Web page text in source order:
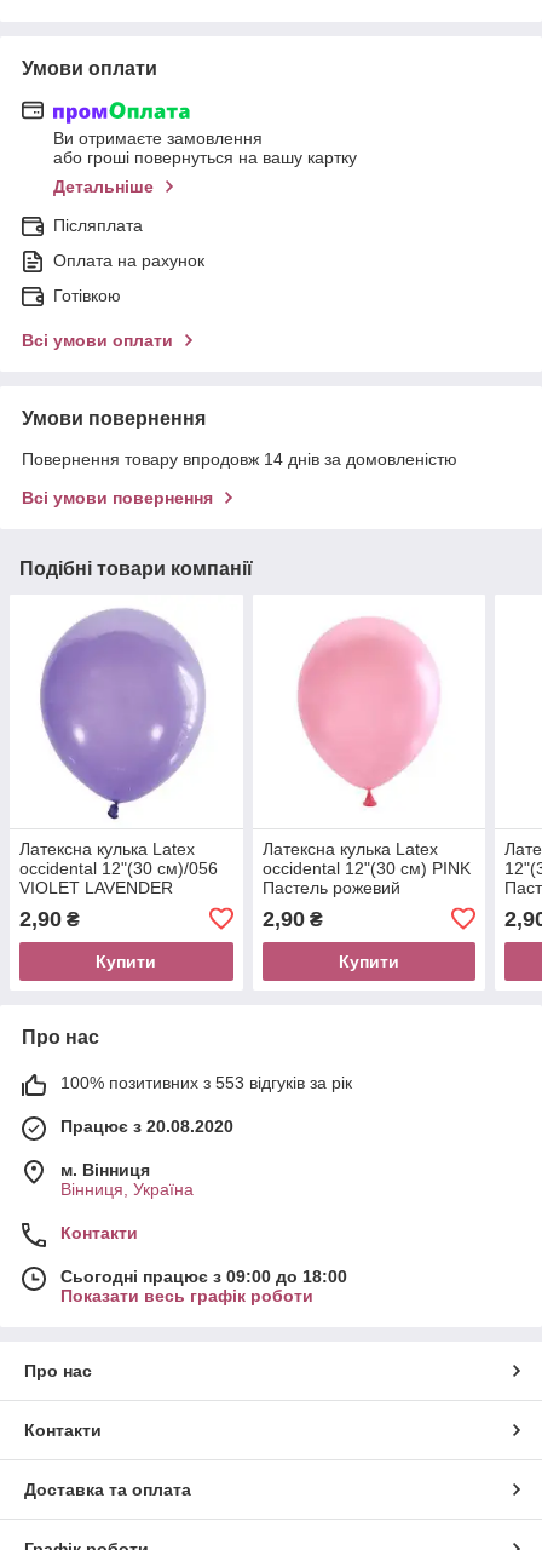
Умови оплати
Ви отримаєте замовлення
або гроші повернуться на вашу картку
Детальніше
Післяплата
Оплата на рахунок
Готівкою
Всі умови оплати
Умови повернення
Повернення товару впродовж 14 днів за домовленістю
Всі умови повернення
Подібні товари компанії
Латексна кулька Latex
occidental 12"(30 см)/056
VIOLET LAVENDER
2,90 ₴
Купити
Латексна кулька Latex
occidental 12"(30 см) PINK
Пастель рожевий
2,90₴
Купити
Про нас
100% позитивних з 553 відгуків за рік
Працює з 20.08.2020
м. Вінниця
Вінниця, Україна
Контакти
Сьогодні працює з 09:00 до 18:00
Показати весь графік роботи
Про нас
Контакти
Доставка та оплата